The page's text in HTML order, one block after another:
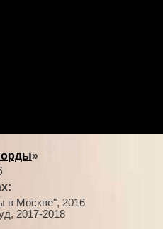
»
в Москве", 2016
2017-2018